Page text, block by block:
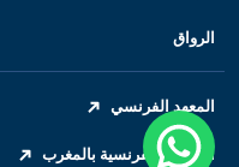
الرواق
المعهد الفرنسي
السفارة الفرنسية بالمغرب